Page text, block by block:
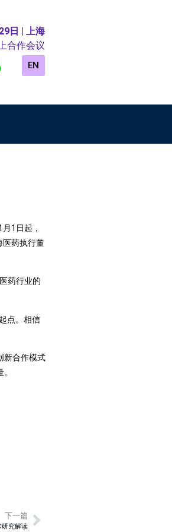
日 | 上海
合作会议
EN
1日起，
医药执行董
药行业的
点。相信
新合作模式
下一篇
研究解读